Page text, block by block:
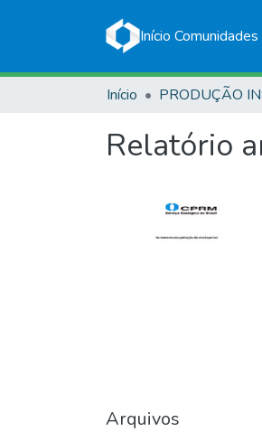
Início
Início
Relatório
Arquivos